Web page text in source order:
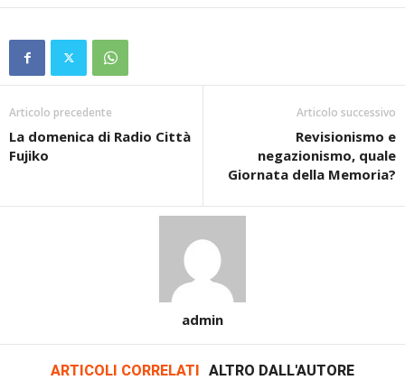
Articolo precedente
La domenica di Radio Città
Fujiko
Articolo successivo
Revisionismo e
negazionismo, quale
Giornata della Memoria?
admin
ARTICOLI CORRELATI ALTRO DALL'AUTORE